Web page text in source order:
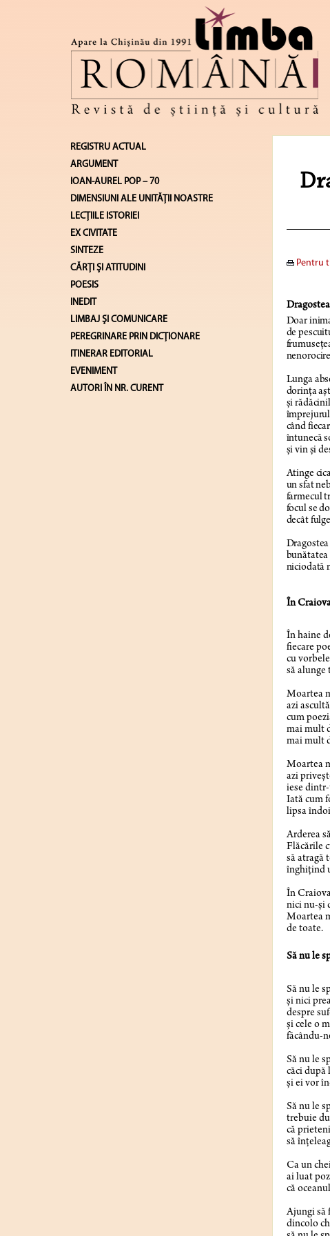
REGISTRU ACTUAL
ARGUMENT
IOAN-AUREL POP – 70
DIMENSIUNI ALE UNITĂŢII NOASTRE
LECŢIILE ISTORIEI
EX CIVITATE
SINTEZE
CĂRŢI ŞI ATITUDINI
POESIS
INEDIT
LIMBAJ ŞI COMUNICARE
PEREGRINARE PRIN DICȚIONARE
ITINERAR EDITORIAL
EVENIMENT
AUTORI ÎN NR. CURENT
Pentru
Doar
de
Lunga
dorinţa
şi
când
întunecă
şi vin şi
Atinge
un sfat
farmecul
focul se
decât
bunătatea
niciodată
În
Lui
În haine
fiecare
cu
să alunge
Moartea
azi
cum
mai mult
mai mult
Moartea
azi
iese dintr-
Iată cum
lipsa
Arderea
Flăcările
să atragă
înghiţind
În
nici nu-şi
Moartea
de toate.
Să nu le
Să nu le
şi nici
despre
şi cele o
făcându-
Să nu le
căci după
şi ei vor
Să nu le
trebuie
că
să
Ca un
ai luat
că
Ajungi să
dincolo